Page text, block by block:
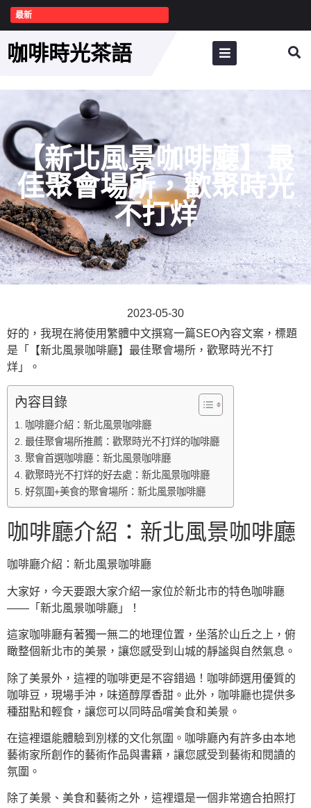
最新
咖啡時光茶語
【新北風景咖啡廳】最
佳聚會場所，歡聚時光
不打烊
2023-05-30
好的，我現在將使用繁體中文撰寫一篇SEO內容文案，標題
是「【新北風景咖啡廳】最佳聚會場所，歡聚時光不打
烊」。
內容目錄
咖啡廳介紹：新北風景咖啡廳
最佳聚會場所推薦：歡聚時光不打烊的咖啡廳
聚會首選咖啡廳：新北風景咖啡廳
歡聚時光不打烊的好去處：新北風景咖啡廳
好氛圍+美食的聚會場所：新北風景咖啡廳
咖啡廳介紹：新北風景咖啡廳
咖啡廳介紹：新北風景咖啡廳
大家好，今天要跟大家介紹一家位於新北市的特色咖啡廳
——「新北風景咖啡廳」！
這家咖啡廳有著獨一無二的地理位置，坐落於山丘之上，俯
瞰整個新北市的美景，讓您感受到山城的靜謐與自然氣息。
除了美景外，這裡的咖啡更是不容錯過！咖啡師選用優質的
咖啡豆，現場手沖，味道醇厚香甜。此外，咖啡廳也提供多
種甜點和輕食，讓您可以同時品嚐美食和美景。
在這裡還能體驗到別樣的文化氛圍。咖啡廳內有許多由本地
藝術家所創作的藝術作品與書籍，讓您感受到藝術和閱讀的
氛圍。
除了美景、美食和藝術之外，這裡還是一個非常適合拍照打